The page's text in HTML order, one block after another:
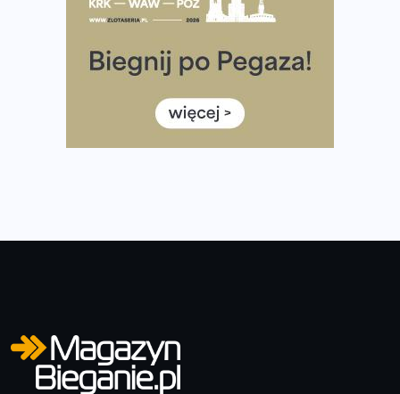
35. Bieg Powstania Warszawskiego – praktyczny
Ile razy w tygodniu biegać? 3 treningi wystarczą? Jak
często biegać, żeby robić postępy
Już w ten weekend! Przed nami Nocny Portowy Maraton
i Półmaraton Szczeciński. Wszystko, co warto wiedzieć